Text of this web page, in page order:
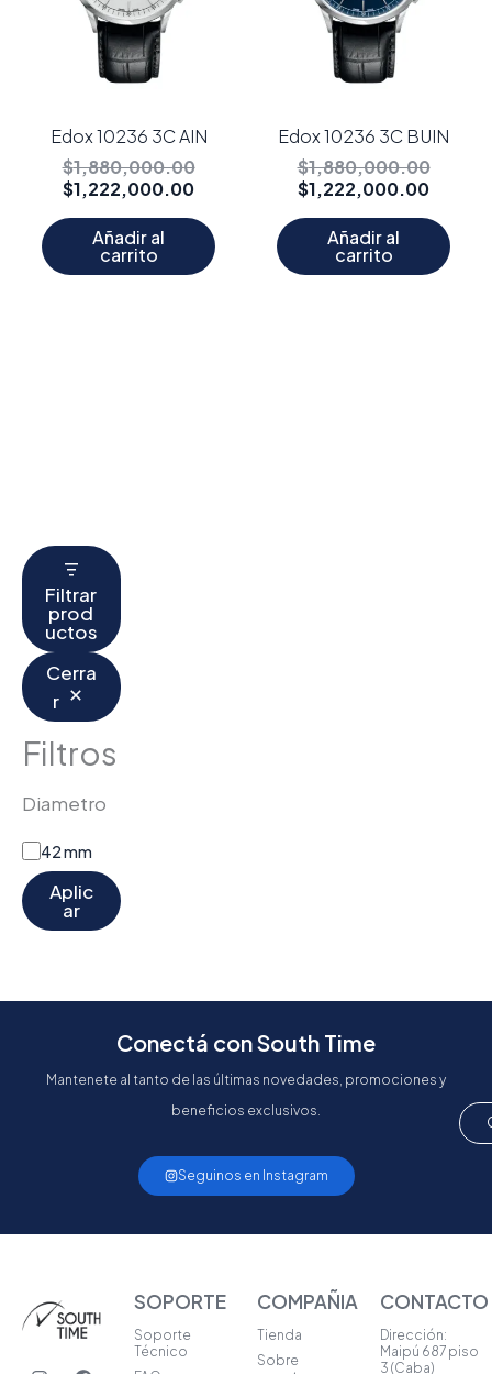
Filtrar
prod
uctos
Cerra
r
Filtros
Diametro
42 mm
Aplic
ar
Edox 10236 3C AIN
$1,880,000.00
$1,222,000.00
Añadir al
carrito
Edox 10236 3C BUIN
$1,880,000.00
$1,222,000.00
Añadir al
carrito
Conectá con South Time
Mantenete al tanto de las últimas novedades, promociones y
beneficios exclusivos.
Seguinos en Instagram
I F
W
SOPORTE
Soporte
Técnico
COMPAÑIA
Tienda
Sobre
CONTACTO
Dirección:
Maipú 687 piso
3 (Caba)